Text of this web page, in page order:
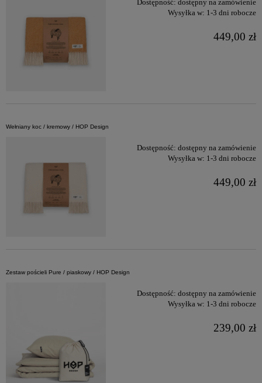
Dostępność: dostępny na zamówienie
Wysyłka w: 1-3 dni robocze
449,00 zł
Wełniany koc / kremowy / HOP Design
Dostępność: dostępny na zamówienie
Wysyłka w: 1-3 dni robocze
449,00 zł
Zestaw pościeli Pure / piaskowy / HOP Design
Dostępność: dostępny na zamówienie
Wysyłka w: 1-3 dni robocze
239,00 zł